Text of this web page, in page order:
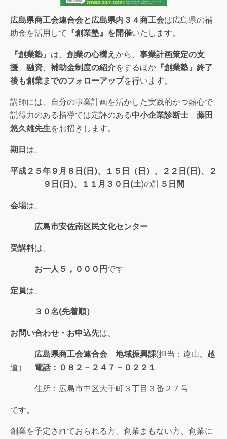
広島県商工会連合会と広島県内３４商工会は広島県の補
助金を活用して 『創業塾』を開催いたします。
『創業塾』 は、 創業の心構え から、 事業計画策定の支
援、 融資、 補助金制度の紹介をするほか 『創業塾』終了
後も創業までのフォローアップを行います。
講師には、自分の事業計画を活かした実践的かつ熱心で
説得力のある指導では定評のある中小企業診断士 藤田
悠久雄先生をお招きします。
期日 は、
平成２５年９月８日(日)、１５日（日）、２２日(日)、２
９日(日)、１１月３０日(土)の計５日間
会場は、
広島市安佐南区民文化センター
受講料は、
お一人５，０００円 です
定員は、
３０名(先着順）
お問い合わせ・お申込先は、
広島県商工会連合会 地域振興課(担当：遠山、越
道） 電話：０８２－２４７－０２２１
住所：広島市中区大手町３丁目３番２７号
です。
創業を予定されておられる方、創業まもない方、創業に